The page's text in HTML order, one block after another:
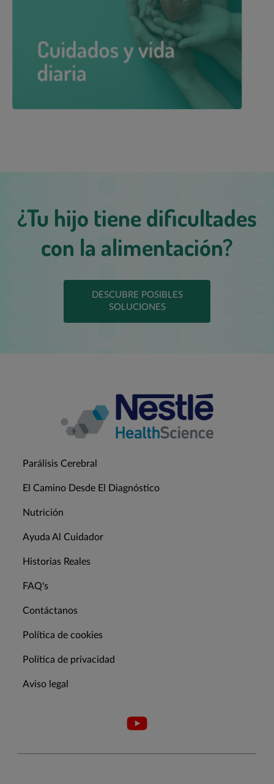
¿Tu hijo tiene dificultades
con la alimentación?
DESCUBRE POSIBLES
SOLUCIONES
Parálisis Cerebral
El Camino Desde El Diagnóstico
Nutrición
Ayuda Al Cuidador
Historias Reales
FAQ's
Contáctanos
Política de cookies
Política de privacidad
Aviso legal